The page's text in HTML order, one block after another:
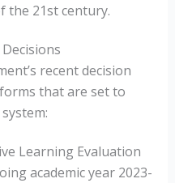
the 21st century.
recent decision
that are set to
Learning Evaluation
academic year 2023-